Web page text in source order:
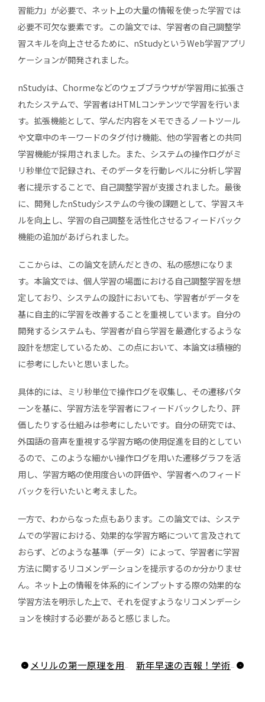
習能力」が必要で、ネット上の大量の情報を使った学習では
必要不可欠な要素です。この論文では、学習者の自己調整学
習スキルを向上させるために、nStudyというWeb学習アプリ
ケーションが開発されました。
nStudyは、Chormeなどのウェブブラウザが学習用に拡張さ
れたシステムで、学習者はHTMLコンテンツで学習を行いま
す。拡張機能として、学んだ内容をメモできるノートツール
や文章中のキーワードのタグ付け機能、他の学習者との共同
学習機能が採用されました。また、システムの操作ログがミ
リ秒単位で記録され、そのデータを行動レベルに分析し学習
者に提示することで、自己調整学習が支援されました。最後
に、開発したnStudyシステムの今後の課題として、学習スキ
ルを向上し、学習の自己調整を活性化させるフィードバック
機能の追加があげられました。
ここからは、この論文を読んだときの、私の感想になりま
す。本論文では、個人学習の場面における自己調整学習を想
定しており、システムの設計においても、学習者がデータを
基に自主的に学習を改善することを重視しています。自分の
開発するシステムも、学習者が自ら学習を最適化するような
設計を想定しているため、この点において、本論文は積極的
に参考にしたいと思いました。
具体的には、ミリ秒単位で操作ログを収集し、その遷移パタ
ーンを基に、学習方法を学習者にフィードバックしたり、評
価したりする仕組みは参考にしたいです。自分の研究では、
外国語の音声を重視する学習方略の使用促進を目的としてい
るので、このような細かい操作ログを用いた遷移グラフを活
用し、学習方略の使用度合いの評価や、学習者へのフィード
バックを行いたいと考えました。
一方で、わからなった点もあります。この論文では、システ
ムでの学習における、効果的な学習方略について言及されて
おらず、どのような基準（データ）によって、学習者に学習
方法に関するリコメンデーションを提示するのか分かりませ
ん。ネット上の情報を体系的にインプットする際の効果的な
学習方法を明示した上で、それを促すようなリコメンデーシ
ョンを検討する必要があると感じました。
メリルの第一原理を用いた反転授業の設計に関する研究論文を読みました 新年早速の吉報！学術協力研究員の論文が採録・出版されました